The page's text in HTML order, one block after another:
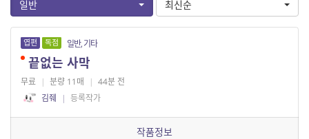
일반
최신순
엽편 독점 일반, 기타
끝없는 사막
무료 | 분량 11매 | 44분 전
김줴
| 등록작가
작품정보